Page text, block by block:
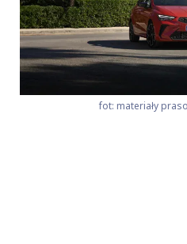
fot: materiały